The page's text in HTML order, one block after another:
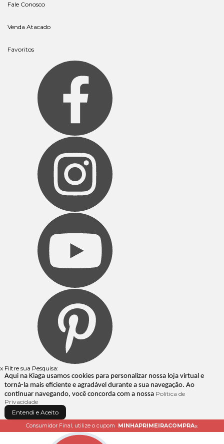
Fale Conosco
Venda Atacado
Favoritos
x Filtre sua Pesquisa:
Aqui na Kiaga usamos cookies para personalizar nossa loja virtual e
torná-la mais eficiente e agradável durante a sua navegação. Ao
continuar navegando, você concorda com a nossa Política de
Privacidade
Entendi e Aceito
Consumidor Final, utilize o cupom MINHAPRIMEIRACOMPRAx